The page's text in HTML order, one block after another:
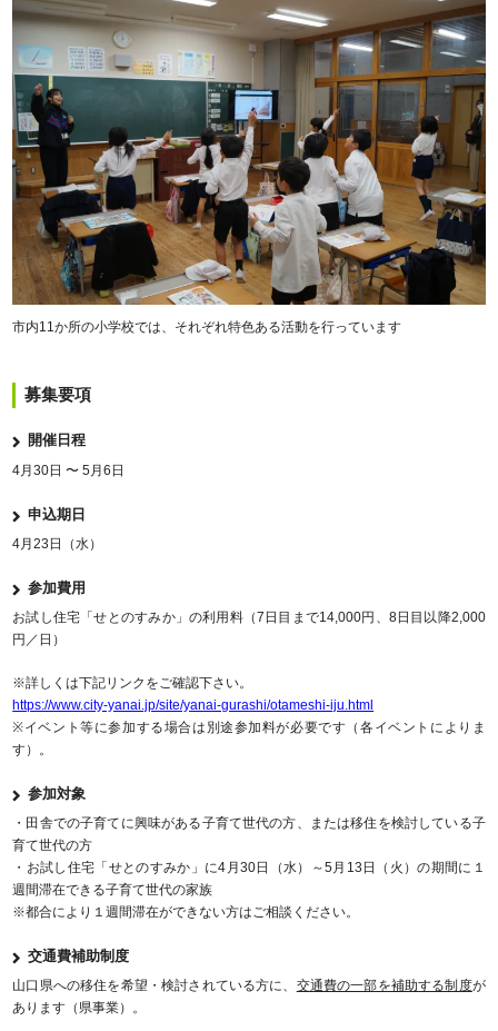
市内11か所の小学校では、それぞれ特色ある活動を行っています
募集要項
開催日程
4月30日 〜 5月6日
申込期日
4月23日（水）
参加費用
お試し住宅「せとのすみか」の利用料（7日目まで14,000円、8日目以降2,000
円／日）
※詳しくは下記リンクをご確認下さい。
https://www.city-yanai.jp/site/yanai-gurashi/otameshi-iju.html
※イベント等に参加する場合は別途参加料が必要です（各イベントによりま
す）。
参加対象
・田舎での子育てに興味がある子育て世代の方、または移住を検討している子
育て世代の方
・お試し住宅「せとのすみか」に4月30日（水）～5月13日（火）の期間に１
週間滞在できる子育て世代の家族
※都合により１週間滞在ができない方はご相談ください。
交通費補助制度
山口県への移住を希望・検討されている方に、 交通費の一部を補助する制度が
あります（県事業）。